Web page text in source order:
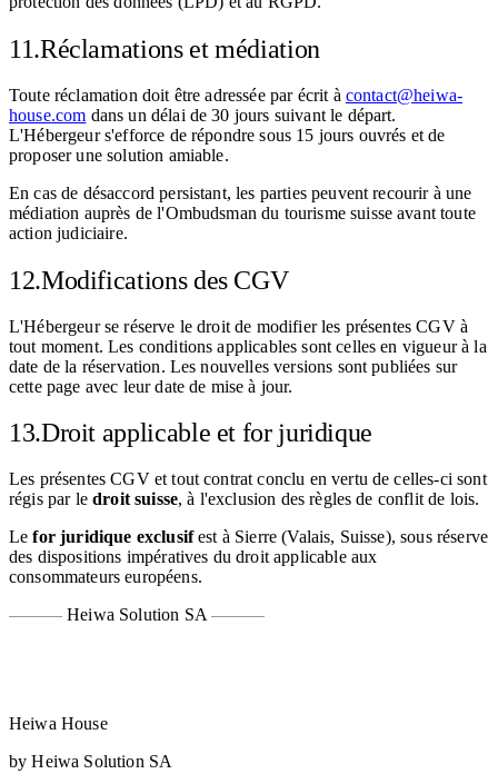
11.Réclamations et médiation
Toute réclamation doit être adressée par écrit à contact@heiwa-
house.com dans un délai de 30 jours suivant le départ.
L'Hébergeur s'efforce de répondre sous 15 jours ouvrés et de
proposer une solution amiable.
En cas de désaccord persistant, les parties peuvent recourir à une
médiation auprès de l'Ombudsman du tourisme suisse avant toute
action judiciaire.
12.Modifications des CGV
L'Hébergeur se réserve le droit de modifier les présentes CGV à
tout moment. Les conditions applicables sont celles en vigueur à la
date de la réservation. Les nouvelles versions sont publiées sur
cette page avec leur date de mise à jour.
13.Droit applicable et for juridique
Les présentes CGV et tout contrat conclu en vertu de celles-ci sont
régis par ledroit suisse, à l'exclusion des règles de conflit de lois.
Lefor juridique exclusifest à Sierre (Valais, Suisse), sous réserve
des dispositions impératives du droit applicable aux
consommateurs européens.
Heiwa Solution SA
Heiwa House
by Heiwa Solution SA